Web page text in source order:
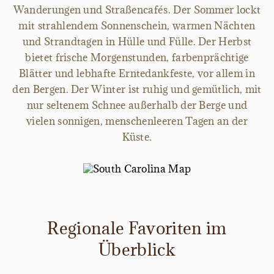
Wanderungen und Straßencafés. Der Sommer lockt
mit strahlendem Sonnenschein, warmen Nächten
und Strandtagen in Hülle und Fülle. Der Herbst
bietet frische Morgenstunden, farbenprächtige
Blätter und lebhafte Erntedankfeste, vor allem in
den Bergen. Der Winter ist ruhig und gemütlich, mit
nur seltenem Schnee außerhalb der Berge und
vielen sonnigen, menschenleeren Tagen an der
Küste.
Regionale Favoriten im
Überblick